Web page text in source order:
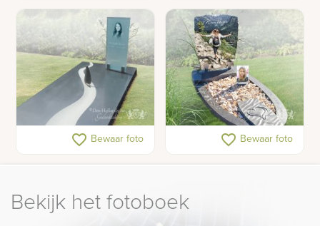
Gedenkteken met
zeilboot op rivier
favorite_border Bewaar foto
Gedenkteken voor een
tiener met schelpen en
favorite_border Bewaar foto
Bekijk het fotoboek